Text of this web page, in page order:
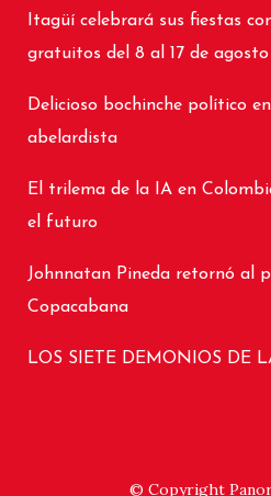
Itagüí celebrará sus fiestas
gratuitos del 8 al 17 de agosto
Delicioso bochinche político
abelardista
El trilema de la IA en
el futuro
Johnnatan Pineda retornó al
Copacabana
LOS SIETE DEMONIOS DE
© Copyright